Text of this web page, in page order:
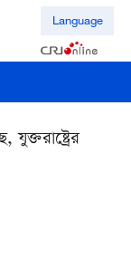
Language